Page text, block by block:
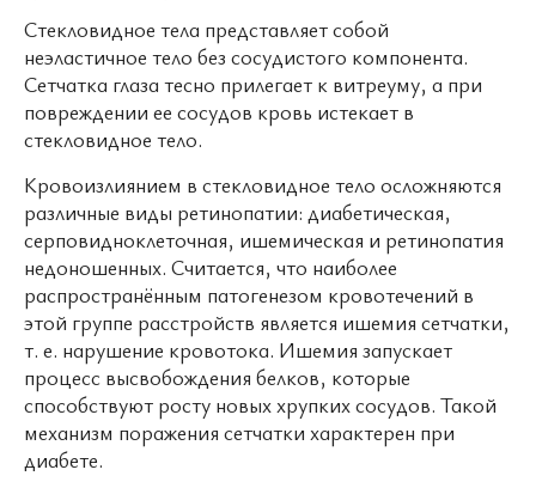
Стекловидное тела представляет собой
неэластичное тело без сосудистого компонента.
Сетчатка глаза тесно прилегает к витреуму, а при
повреждении ее сосудов кровь истекает в
стекловидное тело.
Кровоизлиянием в стекловидное тело осложняются
различные виды ретинопатии: диабетическая,
серповидноклеточная, ишемическая и ретинопатия
недоношенных. Считается, что наиболее
распространённым патогенезом кровотечений в
этой группе расстройств является ишемия сетчатки,
т. е. нарушение кровотока. Ишемия запускает
процесс высвобождения белков, которые
способствуют росту новых хрупких сосудов. Такой
механизм поражения сетчатки характерен при
диабете.